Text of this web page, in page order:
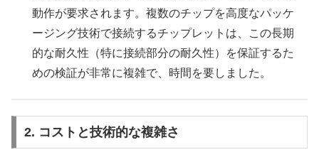
動作が要求されます。複数のチップを高度なパッケ
ージング技術で接続するチップレットは、この長期
的な耐久性（特に接続部分の耐久性）を保証するた
めの検証が非常に複雑で、時間を要しました。
2. コストと技術的な複雑さ